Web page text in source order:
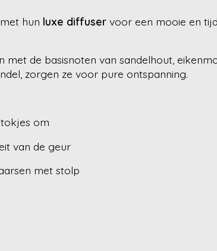
hun luxe diffuser voor een mooie en
de basisnoten van sandelhout,
zorgen ze voor pure ontspanning.
om
van de geur
met stolp